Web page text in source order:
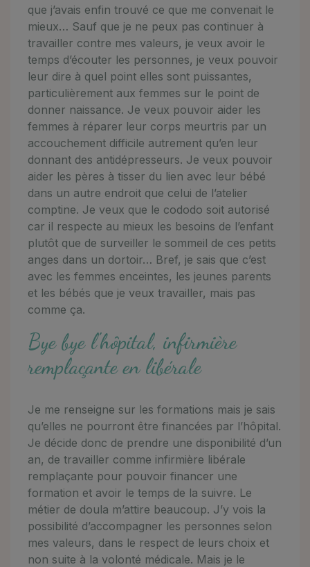
que j’avais enfin trouvé ce que me convenait le
mieux… Sauf que je ne peux pas continuer à
travailler contre mes valeurs, je veux avoir le
temps d’écouter les personnes, je veux pouvoir
leur dire à quel point elles sont puissantes,
particulièrement aux femmes sur le point de
donner naissance. Je veux pouvoir aider les
femmes à réparer leur corps meurtris par un
accouchement difficile autrement qu’en leur
donnant des antidépresseurs. Je veux pouvoir
aider les pères à tisser du lien avec leur bébé
dans un autre endroit que celui de l’atelier
comptine. Je veux que le cododo soit autorisé
car il respecte au mieux les besoins de l’enfant
plutôt que de surveiller le sommeil de ces petits
anges dans un dortoir… Bref, je sais que c’est
avec les femmes enceintes, les jeunes parents
et les bébés que je veux travailler, mais pas
comme ça.
Bye bye l'hôpital, infirmière
remplaçante en libérale
Je me renseigne sur les formations mais je sais
qu’elles ne pourront être financées par l’hôpital.
Je décide donc de prendre une disponibilité d’un
an, de travailler comme infirmière libérale
remplaçante pour pouvoir financer une
formation et avoir le temps de la suivre. Le
métier de doula m’attire beaucoup. J’y vois la
possibilité d’accompagner les personnes selon
mes valeurs, dans le respect de leurs choix et
non suite à la volonté médicale. Mais je le